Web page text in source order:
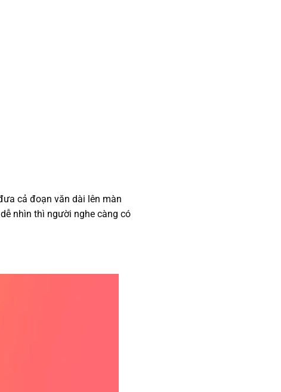
cả đoạn văn dài lên màn
nhìn thì người nghe càng có